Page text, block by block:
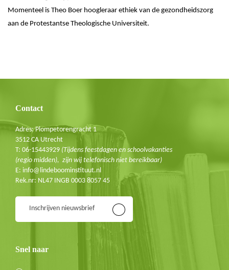
Momenteel is Theo Boer hoogleraar ethiek van de gezondheidszorg
aan de Protestantse Theologische Universiteit.
E-mail
Contact
Adres: Plompetorengracht 1
3512 CA Utrecht
T: 06-15443929 (Tijdens feestdagen en schoolvakanties
(regio midden), zijn wij telefonisch niet bereikbaar)
E: info@lindeboominstituut.nl
Rek.nr: NL47 INGB 0003 8057 45
Inschrijven nieuwsbrief
Snel naar